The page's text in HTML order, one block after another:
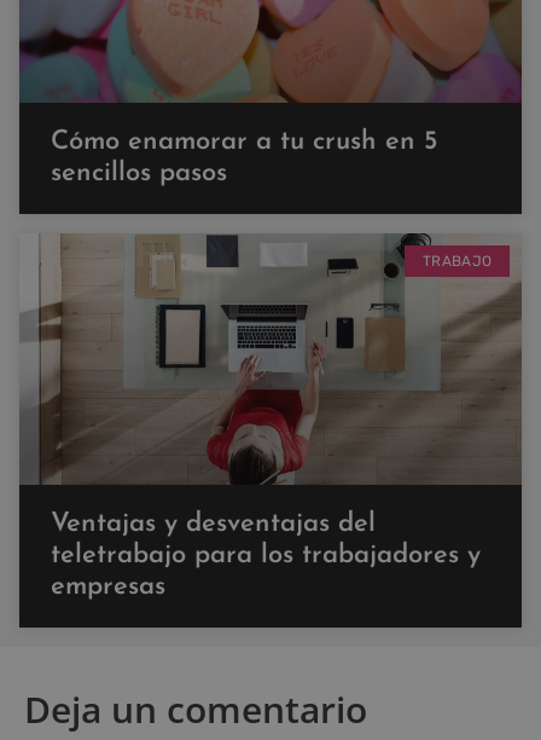
Cómo enamorar a tu crush en 5
sencillos pasos
TRABAJO
Ventajas y desventajas del
teletrabajo para los trabajadores y
empresas
Deja un comentario